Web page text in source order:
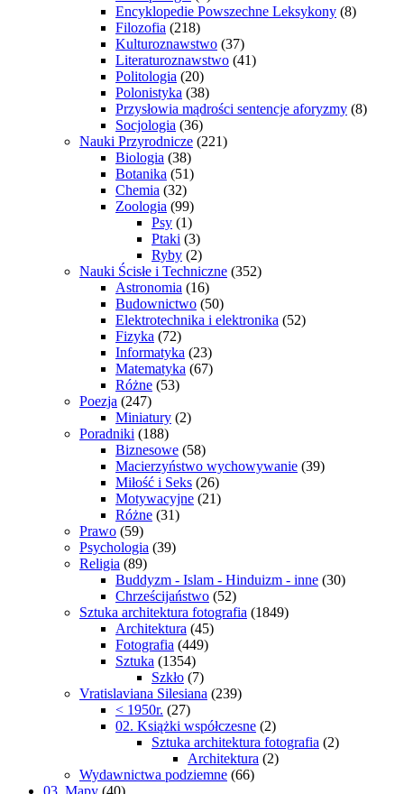
Encyklopedie Powszechne Leksykony (8)
Filozofia (218)
Kulturoznawstwo (37)
Literaturoznawstwo (41)
Politologia (20)
Polonistyka (38)
Przysłowia mądrości sentencje aforyzmy (8)
Socjologia (36)
Nauki Przyrodnicze (221)
Biologia (38)
Botanika (51)
Chemia (32)
Zoologia (99)
Psy (1)
Ptaki (3)
Ryby (2)
Nauki Ścisłe i Techniczne (352)
Astronomia (16)
Budownictwo (50)
Elektrotechnika i elektronika (52)
Fizyka (72)
Informatyka (23)
Matematyka (67)
Różne (53)
Poezja (247)
Miniatury (2)
Poradniki (188)
Biznesowe (58)
Macierzyństwo wychowywanie (39)
Miłość i Seks (26)
Motywacyjne (21)
Różne (31)
Prawo (59)
Psychologia (39)
Religia (89)
Buddyzm - Islam - Hinduizm - inne (30)
Chrześcijaństwo (52)
Sztuka architektura fotografia (1849)
Architektura (45)
Fotografia (449)
Sztuka (1354)
Szkło (7)
Vratislaviana Silesiana (239)
< 1950r. (27)
02. Książki współczesne (2)
Sztuka architektura fotografia (2)
Architektura (2)
Wydawnictwa podziemne (66)
03. Mapy (40)